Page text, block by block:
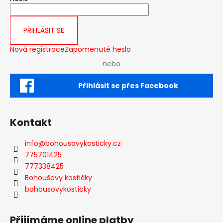
PŘIHLÁSIT SE
Nová registraceZapomenuté heslo
nebo
Přihlásit se přes Facebook
Kontakt
info@bohousovykosticky.cz
775701425
777338425
Bohoušovy kostičky
bohousovykosticky
Přijímáme online platby